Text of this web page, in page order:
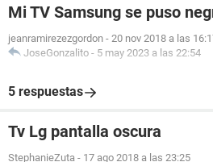
Mi TV Samsung se puso
jeanramirezezgordon - 20 nov 2018 a las
JoseGonzalito - 5 may 2023 a las 22:54
5 respuestas
Tv Lg pantalla oscura
StephanieZuta - 17 ago 2018 a las 23:25